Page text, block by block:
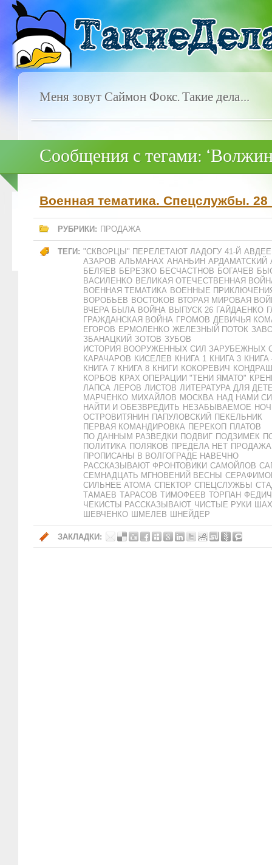
Меня зовут Саймон Фокс. Такие дела…
Сообщения с тегами:
Военная тематика. Спецслужбы. 28
РУБРИКИ: ПРОДАЖА
ТЕГИ: "СКВОРЦЫ" ПЕРЕЛЕТАЮТ ЛАДОГУ 41-Й
АЗАРОВ АЛЬМАНАХ АНАНЬИН АРДАМАТСКИЙ
БЕЛЯЕВ БЕРЕЗКО БЕСЧАСТНОВ БОГАЧЕВ
ВАСИЛЕНКО ВЕЛИКАЯ ОТЕЧЕСТВЕННАЯ
ВОЕННАЯ ТЕМАТИКА ВОЕННЫЕ
ВОРОБЬЕВ ВОСТОКОВ ВТОРАЯ МИРОВАЯ
ВЧЕРА БЫЛА ВОЙНА ВЫПУСК 26 ГАЙДАЕНКО
ГРАЖДАНСКАЯ ВОЙНА ГРОМОВ ДЕВИЧЬЯ
ЕГОРОВ ЕРМОЛЕНКО ЖЕЛЕЗНЫЙ ПОТОК
ЗБАНАЦКИЙ ЗОТОВ ЗУБОВ
ИСТОРИЯ ВООРУЖЕННЫХ СИЛ ЗАРУБЕЖНЫХ
КАРАЧАРОВ КИСЕЛЕВ КНИГА 1 КНИГА 3 КНИГА
КНИГА 7 КНИГА 8 КНИГИ КОКОРЕВИЧ
КОРБОВ КРАХ ОПЕРАЦИИ "ТЕНИ ЯМАТО"
ЛАПСА ЛЕРОВ ЛИСТОВ ЛИТЕРАТУРА ДЛЯ
МАРЧЕНКО МИХАЙЛОВ МОСКВА НАД НАМИ
НАЙТИ И ОБЕЗВРЕДИТЬ НЕЗАБЫВАЕМОЕ
ОСТРОВИТЯНИН ПАПУЛОВСКИЙ ПЕКЕЛЬНИК
ПЕРВАЯ КОМАНДИРОВКА ПЕРЕКОП ПЛАТОВ
ПО ДАННЫМ РАЗВЕДКИ ПОДВИГ ПОДЗИМЕК
ПОЛИТИКА ПОЛЯКОВ ПРЕДЕЛА НЕТ ПРОДАЖА
ПРОПИСАНЫ В ВОЛГОГРАДЕ НАВЕЧНО
РАССКАЗЫВАЮТ ФРОНТОВИКИ САМОЙЛОВ
СЕМНАДЦАТЬ МГНОВЕНИЙ ВЕСНЫ
СИЛЬНЕЕ АТОМА СПЕКТОР СПЕЦСЛУЖБЫ
ТАМАЕВ ТАРАСОВ ТИМОФЕЕВ ТОРПАН
ЧЕКИСТЫ РАССКАЗЫВАЮТ ЧИСТЫЕ РУКИ
ШЕВЧЕНКО ШМЕЛЕВ ШНЕЙДЕР
ЗАКЛАДКИ: